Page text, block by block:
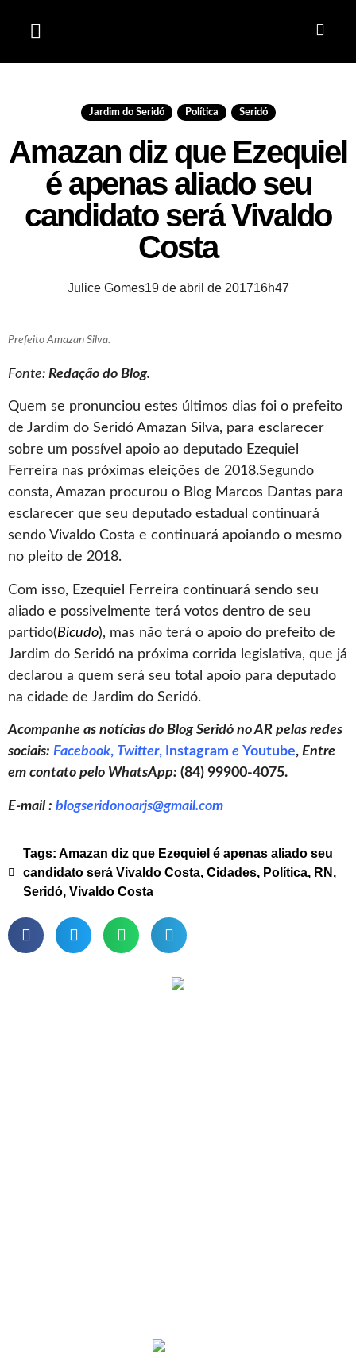
Jardim do Seridó , Política , Seridó
Amazan diz que Ezequiel
é apenas aliado seu
candidato será Vivaldo
Costa
Julice Gomes19 de abril de 201716h47
Prefeito Amazan Silva.
Fonte: Redação do Blog.
Quem se pronunciou estes últimos dias foi o prefeito
de Jardim do Seridó Amazan Silva, para esclarecer
sobre um possível apoio ao deputado Ezequiel
Ferreira nas próximas eleições de 2018.Segundo
consta, Amazan procurou o Blog Marcos Dantas para
esclarecer que seu deputado estadual continuará
sendo Vivaldo Costa e continuará apoiando o mesmo
no pleito de 2018.
Com isso, Ezequiel Ferreira continuará sendo seu
aliado e possivelmente terá votos dentro de seu
partido(Bicudo), mas não terá o apoio do prefeito de
Jardim do Seridó na próxima corrida legislativa, que já
declarou a quem será seu total apoio para deputado
na cidade de Jardim do Seridó.
Acompanhe as notícias do Blog Seridó no AR pelas redes
sociais: Facebook, Twitter, Instagram e Youtube, Entre
em contato pelo WhatsApp: (84) 99900-4075.
E-mail : blogseridonoarjs@gmail.com
Tags: Amazan diz que Ezequiel é apenas aliado seu
candidato será Vivaldo Costa, Cidades, Política, RN ,
Seridó, Vivaldo Costa